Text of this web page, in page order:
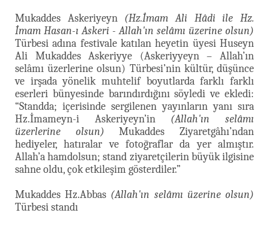
Mukaddes Askeriyeyn (Hz.İmam Ali Hâdi ile Hz.
İmam Hasan-ı Askeri - Allah'ın selâmı üzerine olsun)
Türbesi adına festivale katılan heyetin üyesi Huseyn
Ali Mukaddes Askeriyye (Askeriyyeyn – Allah’ın
selâmı üzerlerine olsun) Türbesi’nin kültür, düşünce
ve irşada yönelik muhtelif boyutlarda farklı farklı
eserleri bünyesinde barındırdığını söyledi ve ekledi:
“Standda; içerisinde sergilenen yayınların yanı sıra
Hz.İmameyn-i Askeriyeyn’in (Allah'ın selâmı
üzerlerine olsun) Mukaddes Ziyaretgâhı’ndan
hediyeler, hatıralar ve fotoğraflar da yer almıştır.
Allah’a hamdolsun; stand ziyaretçilerin büyük ilgisine
sahne oldu, çok etkileşim gösterdiler.”
Mukaddes Hz.Abbas (Allah'ın selâmı üzerine olsun)
Türbesi standı